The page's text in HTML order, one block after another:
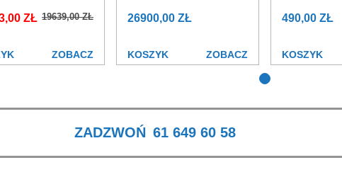
WROCŁAW
19639,00 ZŁ
ZŁ
ZOBACZ
WROCŁAW
26900,00 ZŁ
KOSZYK ZOBACZ
WROCŁAW
490,00 ZŁ
KOSZYK
ZADZWOŃ 61 649 60 58